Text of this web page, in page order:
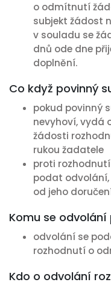
o odmítnutí
subjekt žádost
v souladu se
dnů ode dne
doplnění.
Co když povinný
pokud povinný
nevyhoví, vydá
žádosti
rukou žadatele
proti
podat odvolání,
od jeho
Komu se
odvolání se
rozhodnutí o
Kdo o odvolání